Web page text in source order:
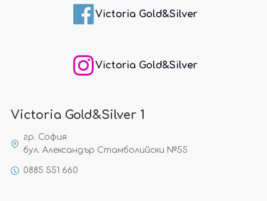
Victoria Gold&Silver
Victoria Gold&Silver
Victoria Gold&Silver 1
гр. София
бул. Александър Стамболийски №55
0885 551 660